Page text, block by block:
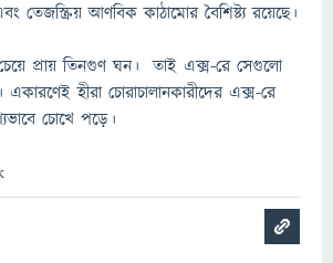
তেজস্ক্রিয় আণবিক কাঠামোর বৈশিষ্ট্য রয়েছে।
চেয়ে প্রায় তিনগুণ ঘন। তাই এক্স-রে সেগুলো
হীরা চোরাচালানকারীদের এক্স-রে
চোখে পড়ে।